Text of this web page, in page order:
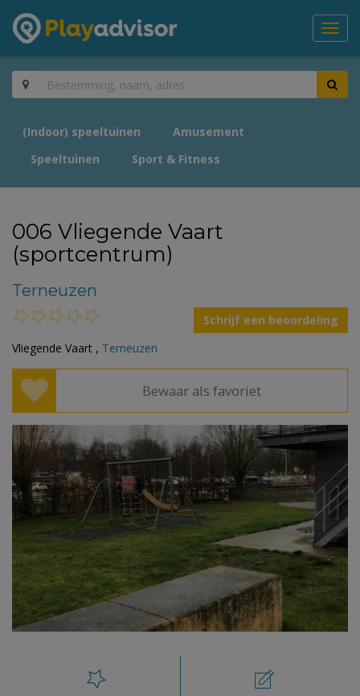
(Indoor) speeltuinen
Amusement
Speeltuinen
Sport & Fitness
006 Vliegende Vaart
(sportcentrum)
Terneuzen
Schrijf een beoordeling
Vliegende Vaart , Terneuzen
Bewaar als favoriet